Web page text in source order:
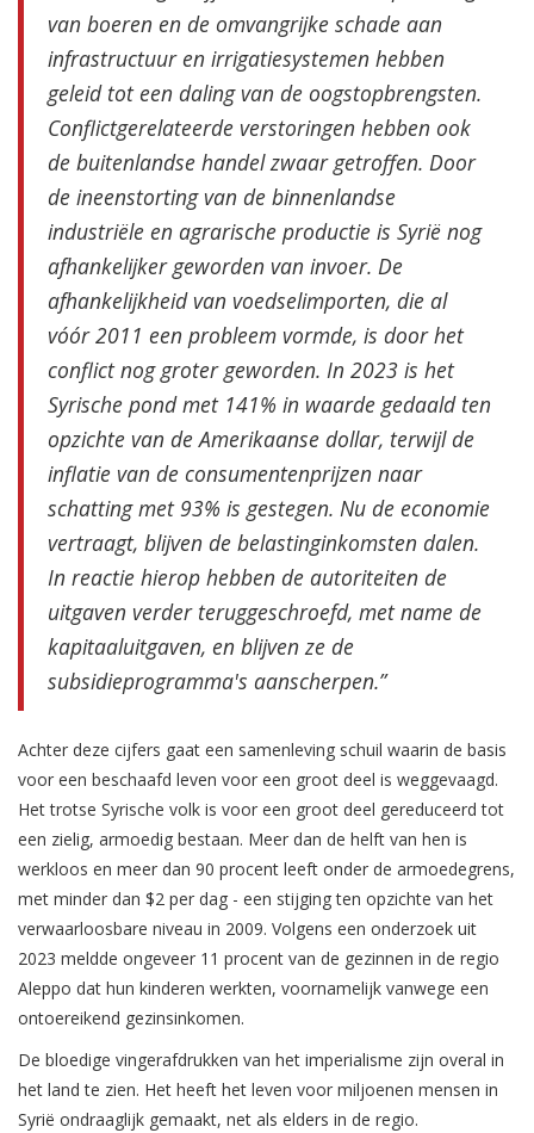
van boeren en de omvangrijke schade aan
infrastructuur en irrigatiesystemen hebben
geleid tot een daling van de oogstopbrengsten.
Conflictgerelateerde verstoringen hebben ook
de buitenlandse handel zwaar getroffen. Door
de ineenstorting van de binnenlandse
industriële en agrarische productie is Syrië nog
afhankelijker geworden van invoer. De
afhankelijkheid van voedselimporten, die al
vóór 2011 een probleem vormde, is door het
conflict nog groter geworden. In 2023 is het
Syrische pond met 141% in waarde gedaald ten
opzichte van de Amerikaanse dollar, terwijl de
inflatie van de consumentenprijzen naar
schatting met 93% is gestegen. Nu de economie
vertraagt, blijven de belastinginkomsten dalen.
In reactie hierop hebben de autoriteiten de
uitgaven verder teruggeschroefd, met name de
kapitaaluitgaven, en blijven ze de
subsidieprogramma's aanscherpen.”
Achter deze cijfers gaat een samenleving schuil waarin de basis
voor een beschaafd leven voor een groot deel is weggevaagd.
Het trotse Syrische volk is voor een groot deel gereduceerd tot
een zielig, armoedig bestaan. Meer dan de helft van hen is
werkloos en meer dan 90 procent leeft onder de armoedegrens,
met minder dan $2 per dag - een stijging ten opzichte van het
verwaarloosbare niveau in 2009. Volgens een onderzoek uit
2023 meldde ongeveer 11 procent van de gezinnen in de regio
Aleppo dat hun kinderen werkten, voornamelijk vanwege een
ontoereikend gezinsinkomen.
De bloedige vingerafdrukken van het imperialisme zijn overal in
het land te zien. Het heeft het leven voor miljoenen mensen in
Syrië ondraaglijk gemaakt, net als elders in de regio.